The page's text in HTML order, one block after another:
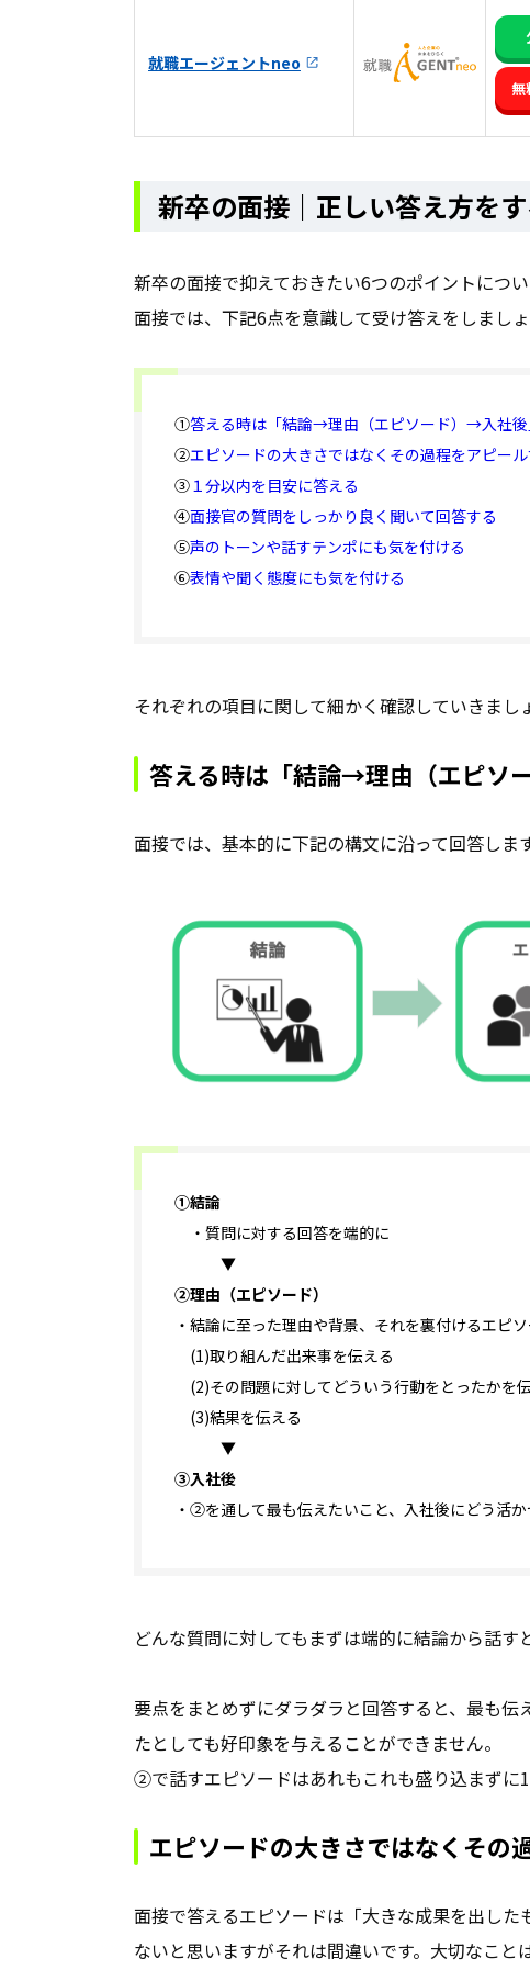
就職エージェントneo
無
新卒の面接｜正しい答え方を
新卒の面接で抑えておきたい6つのポイントについ
面接では、下記6点を意識して受け答えをしましょ
①答える時は「結論→理由（エピソード）→入社後
②エピソードの大きさではなくその過程をアピール
③１分以内を目安に答える
④面接官の質問をしっかり良く聞いて回答する
⑤声のトーンや話すテンポにも気を付ける
⑥表情や聞く態度にも気を付ける
それぞれの項目に関して細かく確認していきまし
答える時は「結論→理由（エピソ
面接では、基本的に下記の構文に沿って回答します
①結論
・質問に対する回答を端的に
▼
②理由（エピソード）
・結論に至った理由や背景、それを裏付けるエピ
(1)取り組んだ出来事を伝える
(2)その問題に対してどういう行動をとったかを
(3)結果を伝える
▼
③入社後
・②を通して最も伝えたいこと、入社後にどう活
どんな質問に対してもまずは端的に結論から話す
要点をまとめずにダラダラと回答すると、最も
たとしても好印象を与えることができません。
②で話すエピソードはあれもこれも盛り込まずに
エピソードの大きさではなくその
面接で答えるエピソードは「大きな成果を出し
ないと思いますがそれは間違いです。大切なこと